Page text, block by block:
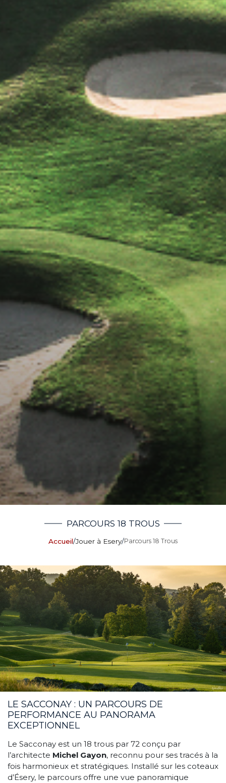
PARCOURS 18 TROUS
Accueil/Jouer à Esery/Parcours 18 Trous
LE SACCONAY : UN PARCOURS DE
PERFORMANCE AU PANORAMA
EXCEPTIONNEL
Le Sacconay est un 18 trous par 72 conçu par
l’architecte Michel Gayon, reconnu pour ses tracés à la
fois harmonieux et stratégiques. Installé sur les coteaux
d’Ésery, le parcours offre une vue panoramique